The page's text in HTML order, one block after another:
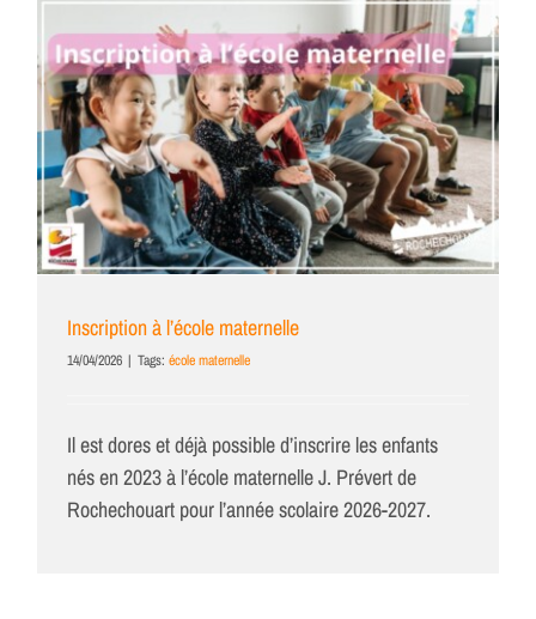
Inscription à l’école maternelle
14/04/2026 | Tags: école maternelle
Il est dores et déjà possible d’inscrire les enfants
nés en 2023 à l’école maternelle J. Prévert de
Rochechouart pour l’année scolaire 2026-2027.